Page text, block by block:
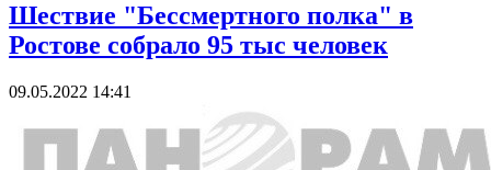
Шествие "Бессмертного полка" в
Ростове собрало 95 тыс человек
09.05.2022 14:41